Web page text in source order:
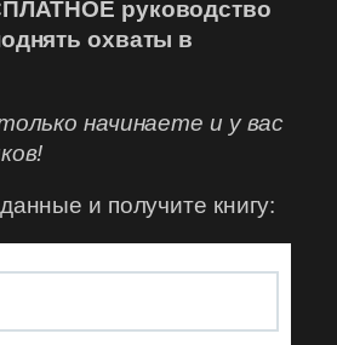
руководство
охваты в
начинаете и у вас
и получите книгу: